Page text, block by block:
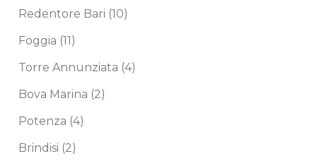
Redentore Bari (10)
Foggia (11)
Torre Annunziata (4)
Bova Marina (2)
Potenza (4)
Brindisi (2)